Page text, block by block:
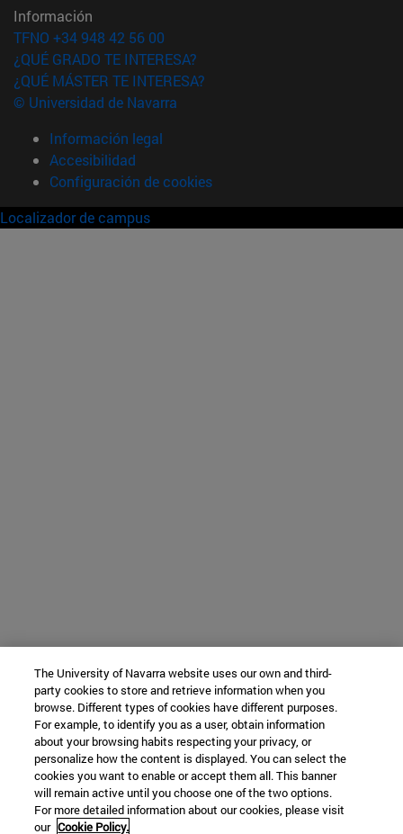
Información
TFNO +34 948 42 56 00
¿QUÉ GRADO TE INTERESA?
¿QUÉ MÁSTER TE INTERESA?
© Universidad de Navarra
Información legal
Accesibilidad
Configuración de cookies
Localizador de campus
The University of Navarra website uses our own and third-
party cookies to store and retrieve information when you
browse. Different types of cookies have different purposes.
For example, to identify you as a user, obtain information
about your browsing habits respecting your privacy, or
personalize how the content is displayed. You can select the
cookies you want to enable or accept them all. This banner
will remain active until you choose one of the two options.
For more detailed information about our cookies, please visit
our Cookie Policy.